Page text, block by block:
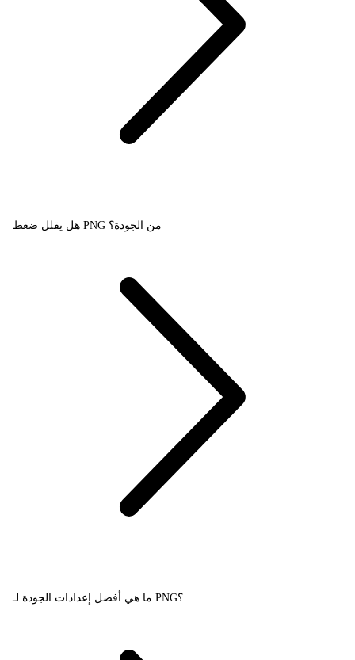
هل يقلل ضغط PNG من الجودة؟
ما هي أفضل إعدادات الجودة لـ PNG؟